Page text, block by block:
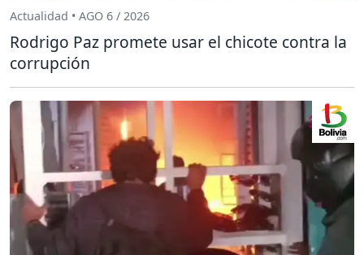
Actualidad • AGO 6 / 2026
Rodrigo Paz promete usar el chicote contra la
corrupción